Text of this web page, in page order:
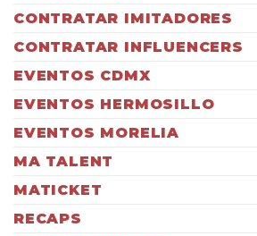
CONTRATAR IMITADORES
CONTRATAR INFLUENCERS
EVENTOS CDMX
EVENTOS HERMOSILLO
EVENTOS MORELIA
MA TALENT
MATICKET
RECAPS